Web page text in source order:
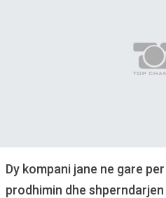
Dy kompani jane ne gare
prodhimin dhe